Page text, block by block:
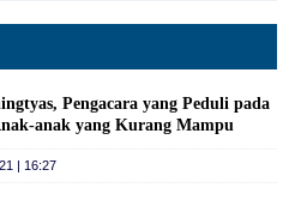
Pengacara yang Peduli pada
anak yang Kurang Mampu
| 16:27